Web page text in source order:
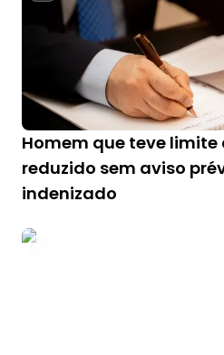
Homem que teve limite
reduzido sem aviso
indenizado